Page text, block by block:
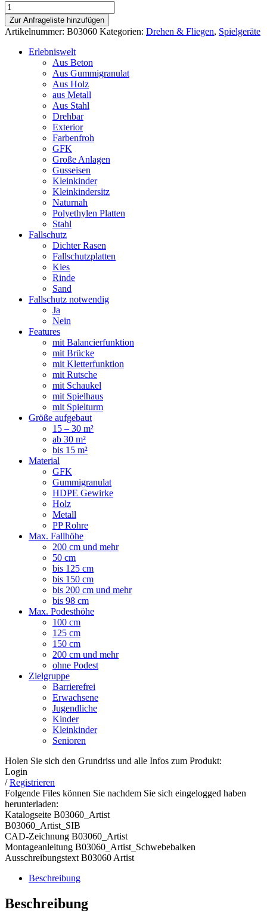
Schwebebalancierbalken
Artist
Wackelbalken
Lärche
BSH
Zur Anfrageliste hinzufügen
Artikelnummer: B03060 Kategorien: Drehen & Fliegen, Spielgeräte
Erlebniswelt
Aus Beton
Aus Gummigranulat
Aus Holz
aus Metall
Aus Stahl
Drehbar
Exterior
Farbenfroh
GFK
Große Anlagen
Gusseisen
Kleinkinder
Kleinkindersitz
Naturnah
Polyethylen Platten
Stahl
Fallschutz
Dichter Rasen
Fallschutzplatten
Kies
Rinde
Sand
Fallschutz notwendig
Ja
Nein
Features
mit Balancierfunktion
mit Brücke
mit Kletterfunktion
mit Rutsche
mit Schaukel
mit Spielhaus
mit Spielturm
Größe aufgebaut
15 – 30 m²
ab 30 m²
bis 15 m²
Material
GFK
Gummigranulat
HDPE Gewirke
Holz
Metall
PP Rohre
Max. Fallhöhe
200 cm und mehr
50 cm
bis 125 cm
bis 150 cm
bis 200 cm und mehr
bis 98 cm
Max. Podesthöhe
100 cm
125 cm
150 cm
200 cm und mehr
ohne Podest
Zielgruppe
Barrierefrei
Erwachsene
Jugendliche
Kinder
Kleinkinder
Senioren
Holen Sie sich den Grundriss und alle Infos zum Produkt:
Login
/Registrieren
Folgende Files können Sie nachdem Sie sich eingelogged haben
herunterladen:
Katalogseite B03060_Artist
B03060_Artist_SIB
CAD-Zeichnung B03060_Artist
Montageanleitung B03060_Artist_Schwebebalken
Ausschreibungstext B03060 Artist
Beschreibung
Beschreibung